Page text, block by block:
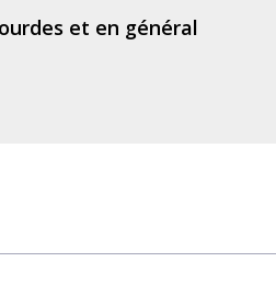
et en général